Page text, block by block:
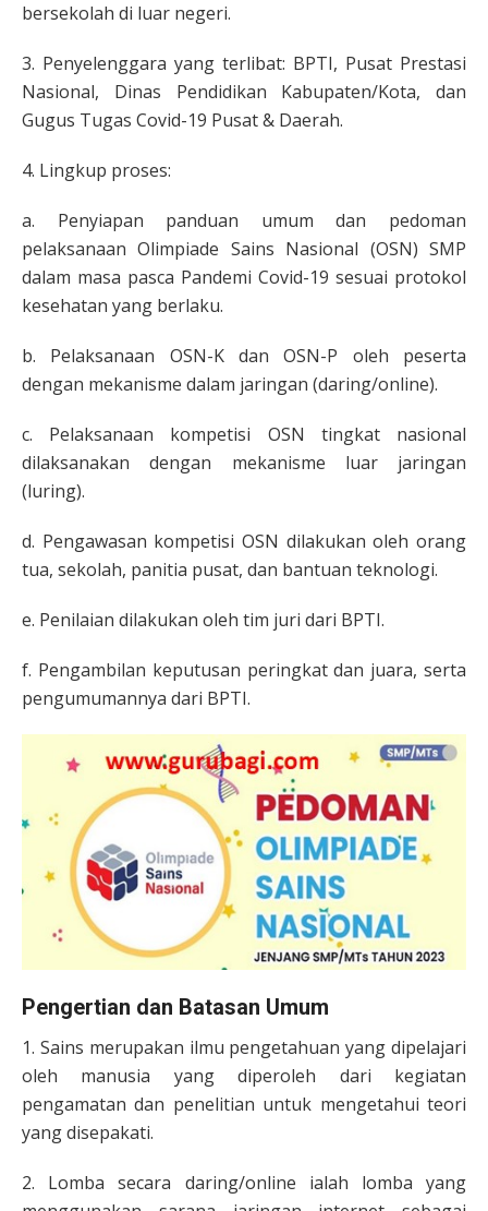
bersekolah di luar negeri.
3. Penyelenggara yang terlibat: BPTI, Pusat Prestasi
Nasional, Dinas Pendidikan Kabupaten/Kota, dan
Gugus Tugas Covid-19 Pusat & Daerah.
4. Lingkup proses:
a. Penyiapan panduan umum dan pedoman
pelaksanaan Olimpiade Sains Nasional (OSN) SMP
dalam masa pasca Pandemi Covid-19 sesuai protokol
kesehatan yang berlaku.
b. Pelaksanaan OSN-K dan OSN-P oleh peserta
dengan mekanisme dalam jaringan (daring/online).
c. Pelaksanaan kompetisi OSN tingkat nasional
dilaksanakan dengan mekanisme luar jaringan
(luring).
d. Pengawasan kompetisi OSN dilakukan oleh orang
tua, sekolah, panitia pusat, dan bantuan teknologi.
e. Penilaian dilakukan oleh tim juri dari BPTI.
f. Pengambilan keputusan peringkat dan juara, serta
pengumumannya dari BPTI.
Pengertian dan Batasan Umum
1. Sains merupakan ilmu pengetahuan yang dipelajari
oleh manusia yang diperoleh dari kegiatan
pengamatan dan penelitian untuk mengetahui teori
yang disepakati.
2. Lomba secara daring/online ialah lomba yang